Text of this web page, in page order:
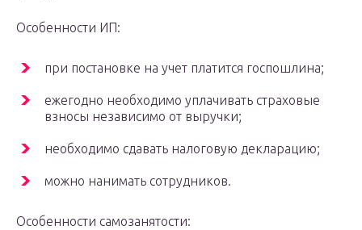
Особенности ИП:
при постановке на учет платится госпошлина;
ежегодно необходимо уплачивать страховые
взносы независимо от выручки;
необходимо сдавать налоговую декларацию;
можно нанимать сотрудников.
Особенности самозанятости: